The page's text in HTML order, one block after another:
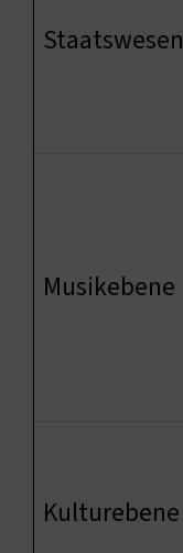
Staatswesen
Musikebene
Kulturebene